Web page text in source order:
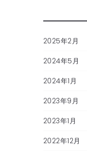
2025年2月
2024年5月
2024年1月
2023年9月
2023年1月
2022年12月